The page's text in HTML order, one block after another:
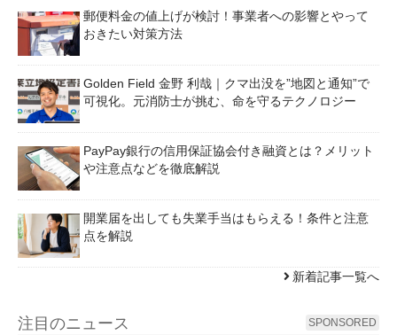
郵便料金の値上げが検討！事業者への影響とやって
おきたい対策方法
Golden Field 金野 利哉｜クマ出没を”地図と通知”で
可視化。元消防士が挑む、命を守るテクノロジー
PayPay銀行の信用保証協会付き融資とは？メリット
や注意点などを徹底解説
開業届を出しても失業手当はもらえる！条件と注意
点を解説
新着記事一覧へ
注目のニュース SPONSORED